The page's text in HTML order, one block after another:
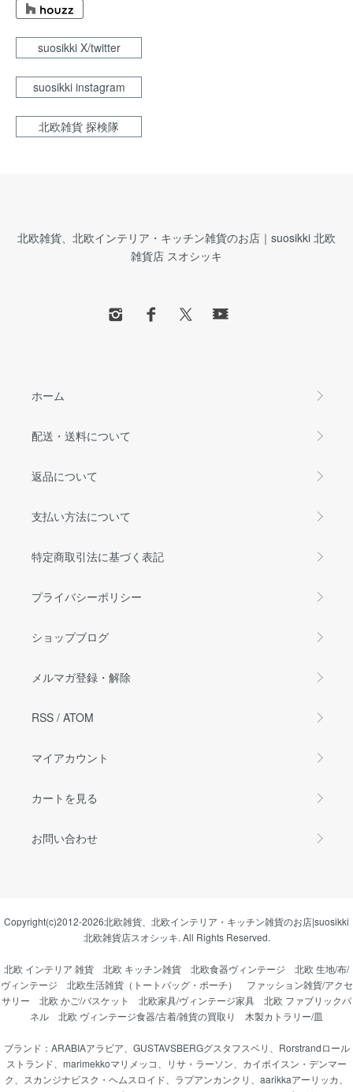
suosikki X/twitter
suosikki instagram
北欧雑貨 探検隊
北欧雑貨、北欧インテリア・キッチン雑貨のお店｜suosikki 北欧
雑貨店 スオシッキ
ホーム
配送・送料について
返品について
支払い方法について
特定商取引法に基づく表記
プライバシーポリシー
ショップブログ
メルマガ登録・解除
RSS / ATOM
マイアカウント
カートを見る
お問い合わせ
Copyright(c)2012-2026北欧雑貨、北欧インテリア・キッチン雑貨のお店|suosikki
北欧雑貨店スオシッキ. All Rights Reserved.
北欧 インテリア 雑貨 北欧 キッチン雑貨 北欧食器ヴィンテージ
北欧 生地/布/
ヴィンテージ
北欧生活雑貨（トートバッグ・ポーチ）
ファッション雑貨/アクセ
サリー
北欧 かご/バスケット 北欧家具/ヴィンテージ家具
北欧 ファブリックパ
ネル
北欧 ヴィンテージ食器/古着/雑貨の買取り 木製カトラリー/皿
ブランド： ARABIAアラビア GUSTAVSBERGグスタフスベリ
Rorstrandロール
ストランド
marimekkoマリメッコ リサ・ラーソン
カイボイスン・デンマー
ク
スカンジナビスク・ヘムスロイド ラプアンカンクリ aarikkaアーリッカ